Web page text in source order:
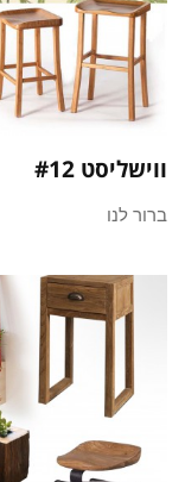
ווישליסט #12
ברור לנו